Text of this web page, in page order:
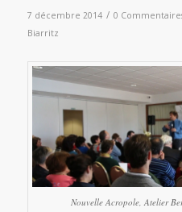
7 décembre 2014 / 0
Biarritz
Nouvelle Acropole, Atelier